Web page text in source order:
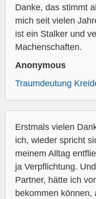
Danke, das stimmt
mich seit vielen
ist ein Stalker und
Machenschaften.
Anonymous
Traumdeutung
Erstmals vielen
ich, wieder spricht
meinem Alltag
ja Verpflichtung.
Partner, hätte ich
bekommen können,